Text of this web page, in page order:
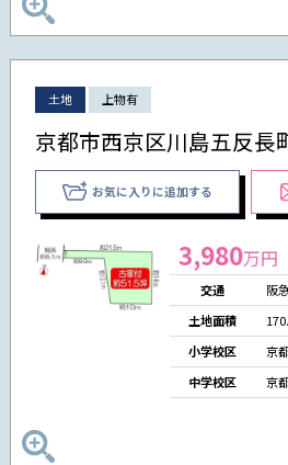
土地 上物有
京都市西京区川島五反長
お気に入りに追加する
3,980万円
交通
阪
土地面積
小学校区
京
中学校区
京